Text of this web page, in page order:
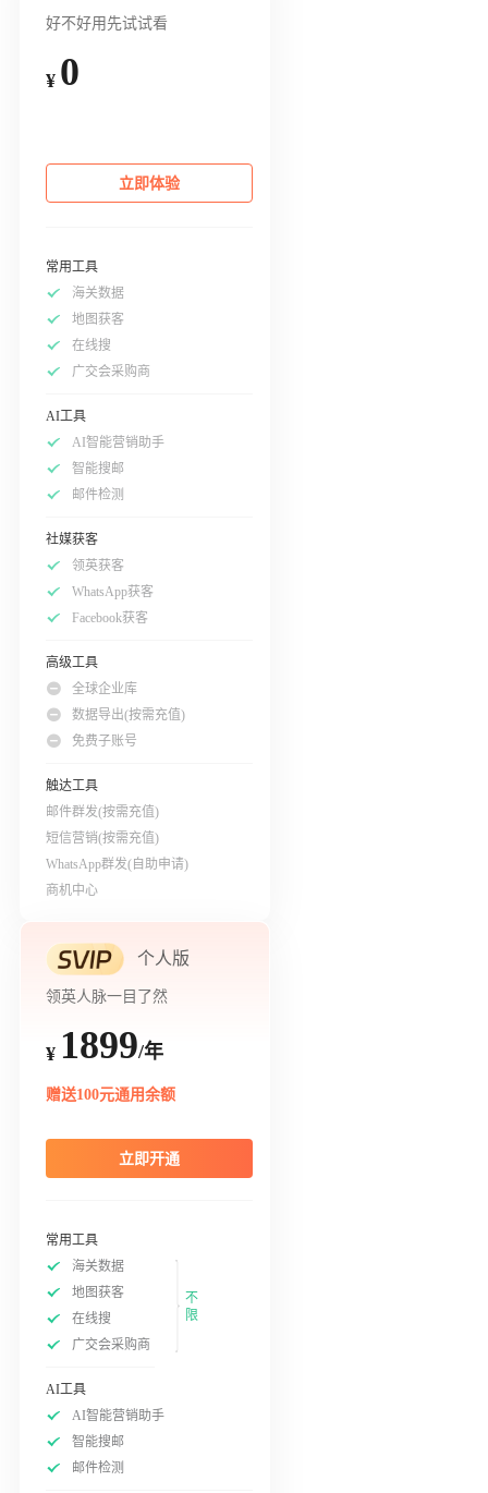
好不好用先试试看
¥ 0
立即体验
常用工具
海关数据
地图获客
在线搜
广交会采购商
AI工具
AI智能营销助手
智能搜邮
邮件检测
社媒获客
领英获客
WhatsApp获客
Facebook获客
高级工具
全球企业库
数据导出(按需充值)
免费子账号
触达工具
邮件群发(按需充值)
短信营销(按需充值)
WhatsApp群发(自助申请)
商机中心
个人版
领英人脉一目了然
¥ 1899/年
赠送100元通用余额
立即开通
常用工具
海关数据
地图获客
在线搜
广交会采购商
不
限
AI工具
AI智能营销助手
智能搜邮
邮件检测